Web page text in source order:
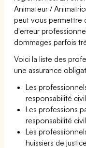
Animateur /
peut vous permettre
d'erreur
dommages parfois
Voici la liste des
une assurance
Les
responsabilité
Les professions
responsabilité
Les
huissiers de